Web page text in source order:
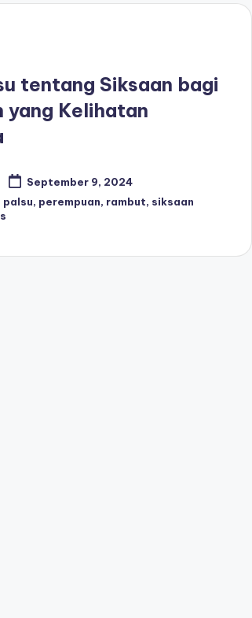
tentang Siksaan bagi
yang Kelihatan
September 9, 2024
palsu, perempuan, rambut, siksaan